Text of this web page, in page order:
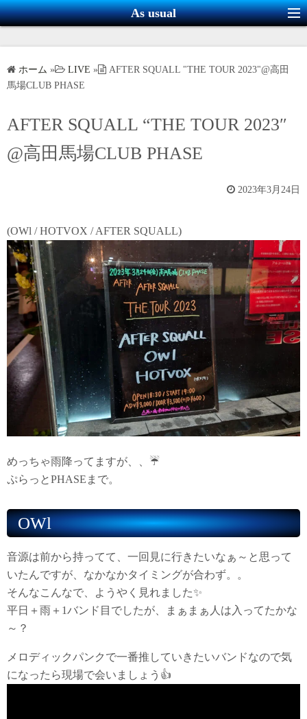
コ
ン
ツ
キ
ッ
As usual
ホーム » LIVE »
AFTER SQUALL "THE TOUR 2023"@高田
馬場CLUB PHASE
AFTER SQUALL “THE TOUR 2023″
@高田馬場CLUB PHASE
2023年3月24日
(OWl / HOTVOX / AFTER SQUALL)
めっちゃ雨降ってますが、、☔
ぷらっとPHASEまで。
OWl
音源は前から持ってて、一回見に行きたいなぁ～と思って
いたんですが、なかなかタイミングが合わず。。
そんなこんなで、ようやく見れました✨
平日＋雨＋1バンド目でしたが、まぁまぁ人は入ってたかな
～？
メロディックパンクで一番推していきたいバンドなので気
になったら現場で会いましょう👍